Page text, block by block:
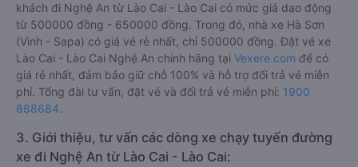
khách đi Nghệ An từ Lào Cai - Lào Cai có mức giá dao động
từ 500000 đồng - 650000 đồng. Trong đó, nhà xe Hà Sơn
(Vinh - Sapa) có giá vé rẻ nhất, chỉ 500000 đồng. Đặt vé xe
Lào Cai - Lào Cai Nghệ An chính hãng tại Vexere.com để có
giá rẻ nhất, đảm bảo giữ chỗ 100% và hỗ trợ đổi trả vé miễn
phí. Tổng đài tư vấn, đặt vé và đổi trả vé miễn phí: 1900
888684.
3. Giới thiệu, tư vấn các dòng xe chạy tuyến đường
xe đi Nghệ An từ Lào Cai - Lào Cai: